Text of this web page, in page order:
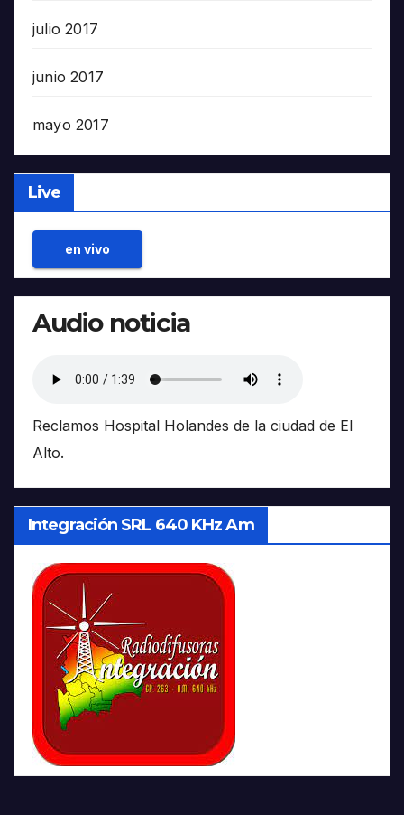
julio 2017
junio 2017
mayo 2017
Live
en vivo
Audio noticia
Reclamos Hospital Holandes de la ciudad de El
Alto.
Integración SRL 640 KHz Am